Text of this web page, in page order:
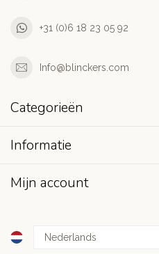
+31 (0)6 18 23 05 92
Info@blinckers.com
Categorieën
Informatie
Mijn account